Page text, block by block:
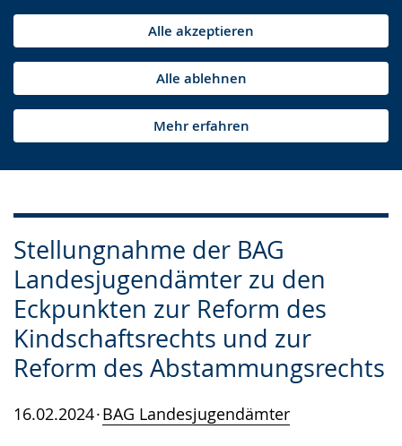
Alle akzeptieren
Alle ablehnen
Mehr erfahren
Stellungnahme der BAG
Landesjugendämter zu den
Eckpunkten zur Reform des
Kindschaftsrechts und zur
Reform des Abstammungsrechts
16.02.2024 BAG Landesjugendämter